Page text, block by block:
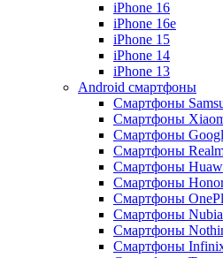
iPhone 16
iPhone 16e
iPhone 15
iPhone 14
iPhone 13
Android cмартфоны
Смартфоны
Смартфоны
Смартфоны
Смартфоны
Смартфоны
Смартфоны
Смартфоны
Смартфоны Nubia
Смартфоны
Смартфоны